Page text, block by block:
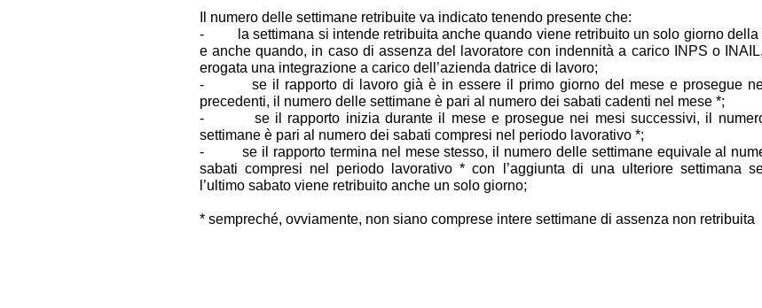
Il numero delle settimane retribuite va indicato tenendo presente che:
- la settimana si intende retribuita anche quando viene retribuito un solo giorno della
e anche quando, in caso di assenza del lavoratore con indennità a carico INPS o
erogata una integrazione a carico dell’azienda datrice di lavoro;
- se il rapporto di lavoro già è in essere il primo giorno del mese e prosegue
precedenti, il numero delle settimane è pari al numero dei sabati cadenti nel mese *;
- se il rapporto inizia durante il mese e prosegue nei mesi successivi, il
settimane è pari al numero dei sabati compresi nel periodo lavorativo *;
- se il rapporto termina nel mese stesso, il numero delle settimane equivale al
sabati compresi nel periodo lavorativo * con l’aggiunta di una ulteriore settimana
l’ultimo sabato viene retribuito anche un solo giorno;
* sempreché, ovviamente, non siano comprese intere settimane di assenza non retribuita